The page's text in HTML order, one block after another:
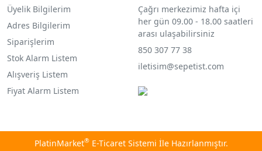
Üyelik Bilgilerim
Adres Bilgilerim
Siparişlerim
Stok Alarm Listem
Alışveriş Listem
Fiyat Alarm Listem
Çağrı merkezimiz hafta içi
her gün 09.00 - 18.00 saatleri
arası ulaşabilirsiniz
850 307 77 38
iletisim@sepetist.com
PlatinMarket®E-Ticaret Sistemi İle Hazırlanmıştır.